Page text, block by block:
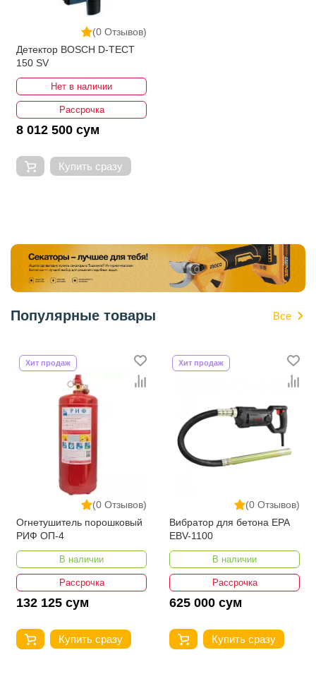
(0 Отзывов)
Детектор BOSCH D-TECT
150 SV
Нет в наличии
Рассрочка
8 012 500 сум
Купить сразу
Популярные товары Все
(0 Отзывов)
Хит продаж
Огнетушитель порошковый
РИФ ОП-4
В наличии
Рассрочка
132 125 сум
Купить сразу
(0 Отзывов)
Хит продаж
Вибратор для бетона EPA
EBV-1100
В наличии
Рассрочка
625 000 сум
Купить сразу